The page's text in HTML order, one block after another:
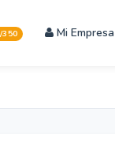
350 Mi Empresa